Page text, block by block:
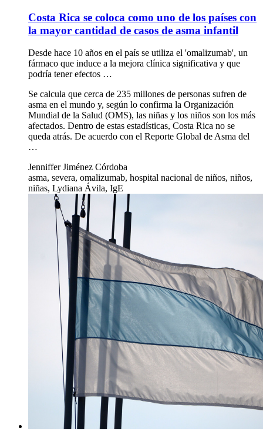
Costa Rica se coloca como uno de los países con
la mayor cantidad de casos de asma infantil
Desde hace 10 años en el país se utiliza el 'omalizumab', un
fármaco que induce a la mejora clínica significativa y que
podría tener efectos …
Se calcula que cerca de 235 millones de personas sufren de
asma en el mundo y, según lo confirma la Organización
Mundial de la Salud (OMS), las niñas y los niños son los más
afectados. Dentro de estas estadísticas, Costa Rica no se
queda atrás. De acuerdo con el Reporte Global de Asma del
…
Jenniffer Jiménez Córdoba
asma, severa, omalizumab, hospital nacional de niños, niños,
niñas, Lydiana Ávila, IgE